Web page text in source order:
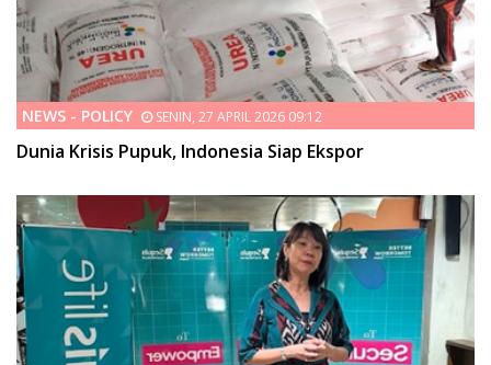
NEWS - POLICY SENIN, 27 APRIL 2026 09:12
Dunia Krisis Pupuk, Indonesia Siap Ekspor